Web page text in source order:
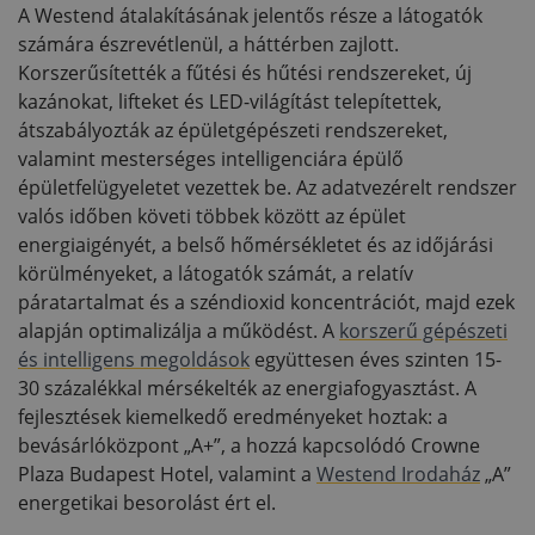
A Westend átalakításának jelentős része a látogatók
számára észrevétlenül, a háttérben zajlott.
Korszerűsítették a fűtési és hűtési rendszereket, új
kazánokat, lifteket és LED-világítást telepítettek,
átszabályozták az épületgépészeti rendszereket,
valamint mesterséges intelligenciára épülő
épületfelügyeletet vezettek be. Az adatvezérelt rendszer
valós időben követi többek között az épület
energiaigényét, a belső hőmérsékletet és az időjárási
körülményeket, a látogatók számát, a relatív
páratartalmat és a széndioxid koncentrációt, majd ezek
alapján optimalizálja a működést. A korszerű gépészeti
és intelligens megoldások együttesen éves szinten 15-
30 százalékkal mérsékelték az energiafogyasztást. A
fejlesztések kiemelkedő eredményeket hoztak: a
bevásárlóközpont „A+”, a hozzá kapcsolódó Crowne
Plaza Budapest Hotel, valamint a Westend Irodaház„A”
energetikai besorolást ért el.